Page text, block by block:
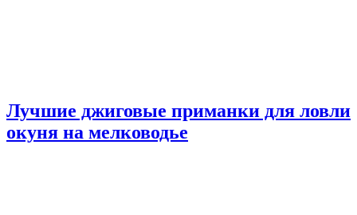
Лучшие джиговые приманки для ловли
окуня на мелководье